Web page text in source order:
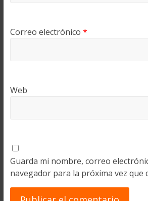
Correo electrónico *
Web
Guarda mi nombre, correo
navegador para la próxima vez que